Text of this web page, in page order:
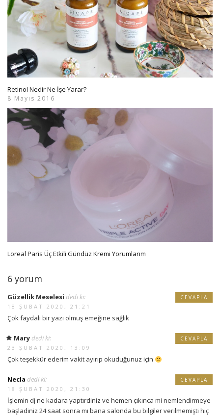
Retinol Nedir Ne İşe Yarar?
8 Mayıs 2016
Loreal Paris Üç Etkili Gündüz Kremi Yorumlarım
6 yorum
Güzellik Meselesi dedi ki:
18 ŞUBAT 2020, 21:21
Çok faydalı bir yazı olmuş emeğine sağlık
CEVAPLA
Mary dedi ki:
23 ŞUBAT 2020, 13:09
Çok teşekkür ederim vakit ayırıp okuduğunuz için
CEVAPLA
Necla dedi ki:
18 ŞUBAT 2020, 21:30
İşlemin dj ne kadara yaptırdiniz ve hemen çıkınca mi nemlendirmeye
başladiniz 24 saat sonra mı bana salonda bu bilgiler verilmemişti hiç
CEVAPLA